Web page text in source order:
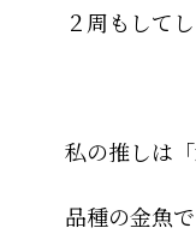
２周もして
私の推しは
品種の金魚で